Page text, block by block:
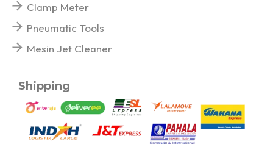
Clamp Meter
Pneumatic Tools
Mesin Jet Cleaner
Shipping